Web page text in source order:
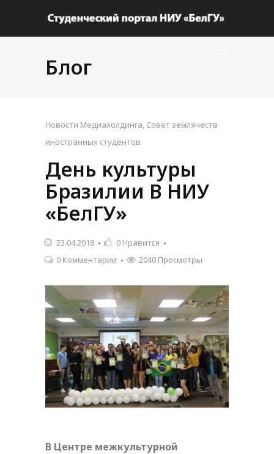
Блог
Новости Медиахолдинга, Совет землячеств
иностранных студентов
День культуры
Бразилии В НИУ
«БелГУ»
23.04.2018 0 Нравится
0 Комментарии
2040 Просмотры
В Центре межкультурной